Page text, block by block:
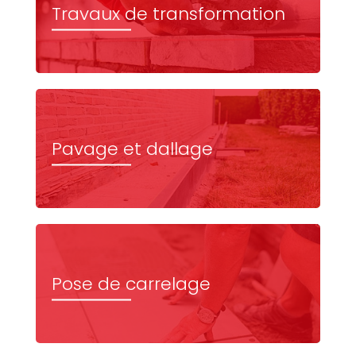
Travaux de transformation
Pavage et dallage
Pose de carrelage